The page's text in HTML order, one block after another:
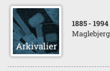
1885 - 1994